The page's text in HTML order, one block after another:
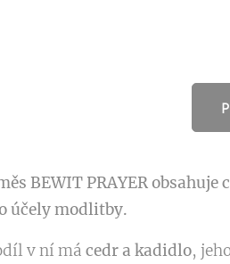
BEWIT PRAYER
účely modlitby.
v ní má cedr a kadidlo,